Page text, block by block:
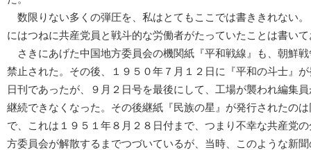
数限りない多くの弾圧を、私はとてもここでは書ききれない
にはつねに共産党員と戦斗的な労働者がたっていたことは書い
さきにあげた中国地方委員会の機関紙『平和戦線』も、朝鮮
禁止された。その後、１９５０年７月１２日に『平和の斗士』
日刊であったが、９月２日号を最後にして、工場が襲われ編集
継続できなくなった。その後継紙『民族の星』が発行されたの
で、これは１９５１年８月２８日付まで、つまり不幸な共産党
方委員会が解散するまでつづいているが、当時、このような新